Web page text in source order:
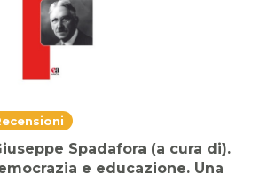
Spadafora (a cura di).
e educazione. Una